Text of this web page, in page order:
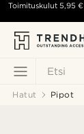
Etsi
Toimituskulut5,95 €
Hatut Pipot